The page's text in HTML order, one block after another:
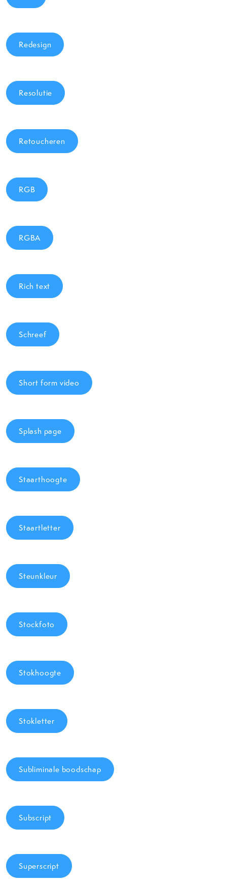
Redesign
Resolutie
Retoucheren
RGB
RGBA
Rich text
Schreef
Short form video
Splash page
Staarthoogte
Staartletter
Steunkleur
Stockfoto
Stokhoogte
Stokletter
Subliminale boodschap
Subscript
Superscript